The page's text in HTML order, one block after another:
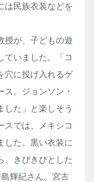
は民族衣装などを
授が、子どもの遊
ていました。「コ
穴に投げ入れるゲ
。ジョンソン・
した」と楽しそう
スでは、メキシコ
した。黒い衣装に
、きびきびとした
輝紀さん。宮古